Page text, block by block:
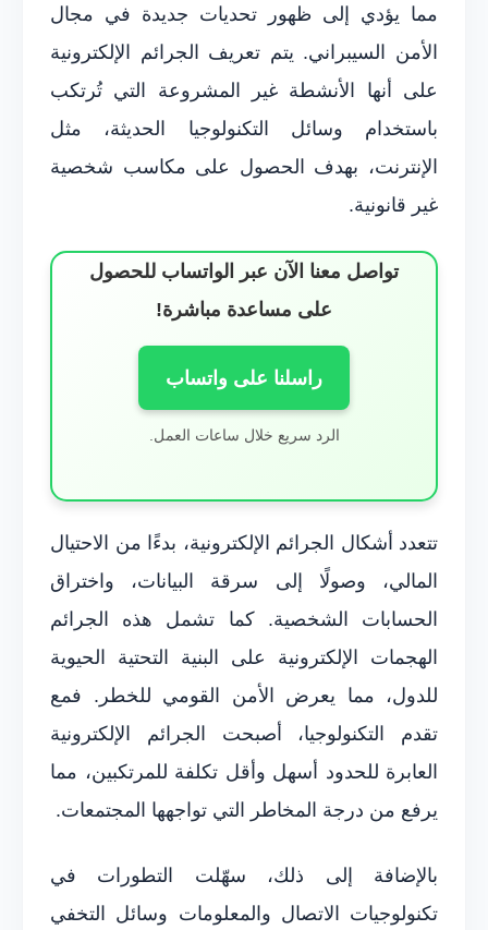
مما يؤدي إلى ظهور تحديات جديدة في مجال
الأمن السيبراني. يتم تعريف الجرائم الإلكترونية
على أنها الأنشطة غير المشروعة التي تُرتكب
باستخدام وسائل التكنولوجيا الحديثة، مثل
الإنترنت، بهدف الحصول على مكاسب شخصية
غير قانونية.
تواصل معنا الآن عبر الواتساب للحصول
على مساعدة مباشرة!
راسلنا على واتساب
الرد سريع خلال ساعات العمل.
تتعدد أشكال الجرائم الإلكترونية، بدءًا من الاحتيال
المالي، وصولًا إلى سرقة البيانات، واختراق
الحسابات الشخصية. كما تشمل هذه الجرائم
الهجمات الإلكترونية على البنية التحتية الحيوية
للدول، مما يعرض الأمن القومي للخطر. فمع
تقدم التكنولوجيا، أصبحت الجرائم الإلكترونية
العابرة للحدود أسهل وأقل تكلفة للمرتكبين، مما
يرفع من درجة المخاطر التي تواجهها المجتمعات.
بالإضافة إلى ذلك، سهّلت التطورات في
تكنولوجيات الاتصال والمعلومات وسائل التخفي